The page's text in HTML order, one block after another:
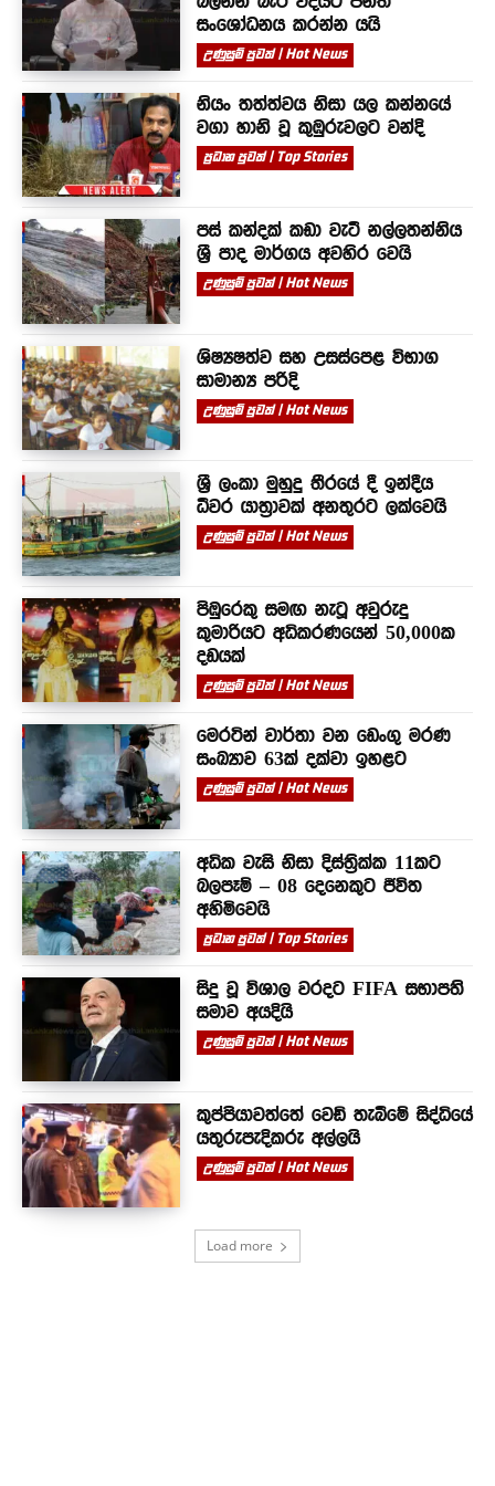
සංශෝධනය කරන්න යයි
උණුසුම් පුවත් | Hot News
නියං තත්ත්වය නිසා යල කන්නයේ
වගා හානි වූ කුඹුරුවලට වන්දි
ප්‍රධාන පුවත් | Top Stories
පස් කන්දක් කඩා වැටී නල්ලතන්නිය
ශ්‍රී පාද මාර්ගය අවහිර වෙයි
උණුසුම් පුවත් | Hot News
ශිෂ්‍යෂත්ව සහ උසස්පෙළ විභාග
සාමාන්‍ය පරිදි
උණුසුම් පුවත් | Hot News
ශ්‍රී ලංකා මුහුදු තීරයේ දී ඉන්දීය
ධීවර යාත්‍රාවක් අනතුරට ලක්වෙයි
උණුසුම් පුවත් | Hot News
පිඹුරෙකු සමඟ නැටූ අවුරුදු
කුමාරියට අධිකරණයෙන් 50,000ක
දඩයක්
උණුසුම් පුවත් | Hot News
මෙරටින් වාර්තා වන ඩෙංගු මරණ
සංඛ්‍යාව 63ක් දක්වා ඉහළට
උණුසුම් පුවත් | Hot News
අධික වැසි නිසා දිස්ත්‍රික්ක 11කට
බලපෑම් – 08 දෙනෙකුට ජීවිත
අහිමිවෙයි
ප්‍රධාන පුවත් | Top Stories
සිදු වූ විශාල වරදට FIFA සභාපති
සමාව අයදියි
උණුසුම් පුවත් | Hot News
කුප්පියාවත්තේ වෙඩි තැබීමේ සිද්ධියේ
යතුරුපැදිකරු අල්ලයි
උණුසුම් පුවත් | Hot News
Load more